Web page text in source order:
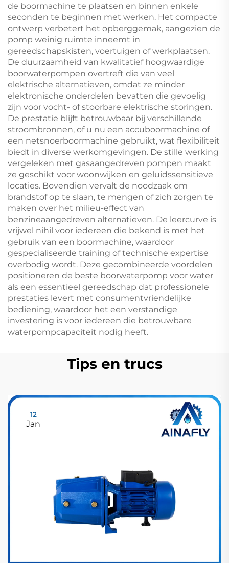
de boormachine te plaatsen en binnen enkele
seconden te beginnen met werken. Het compacte
ontwerp verbetert het opberggemak, aangezien de
pomp weinig ruimte inneemt in
gereedschapskisten, voertuigen of werkplaatsen.
De duurzaamheid van kwalitatief hoogwaardige
boorwaterpompen overtreft die van veel
elektrische alternatieven, omdat ze minder
elektronische onderdelen bevatten die gevoelig
zijn voor vocht- of stoorbare elektrische storingen.
De prestatie blijft betrouwbaar bij verschillende
stroombronnen, of u nu een accuboormachine of
een netsnoerboormachine gebruikt, wat flexibiliteit
biedt in diverse werkomgevingen. De stille werking
vergeleken met gasaangedreven pompen maakt
ze geschikt voor woonwijken en geluidssensitieve
locaties. Bovendien vervalt de noodzaak om
brandstof op te slaan, te mengen of zich zorgen te
maken over het milieu-effect van
benzineaangedreven alternatieven. De leercurve is
vrijwel nihil voor iedereen die bekend is met het
gebruik van een boormachine, waardoor
gespecialiseerde training of technische expertise
overbodig wordt. Deze gecombineerde voordelen
positioneren de beste boorwaterpomp voor water
als een essentieel gereedschap dat professionele
prestaties levert met consumentvriendelijke
bediening, waardoor het een verstandige
investering is voor iedereen die betrouwbare
waterpompcapaciteit nodig heeft.
Tips en trucs
12
Jan